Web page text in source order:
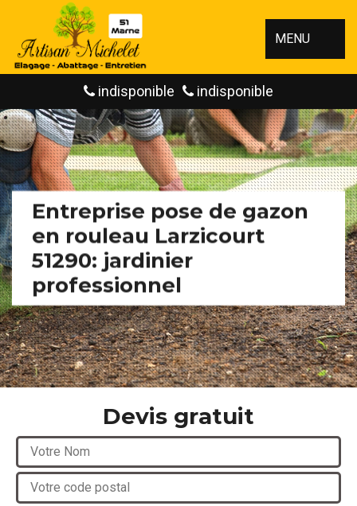
MENU
indisponible indisponible
Entreprise pose de gazon
en rouleau Larzicourt
51290: jardinier
professionnel
Devis gratuit